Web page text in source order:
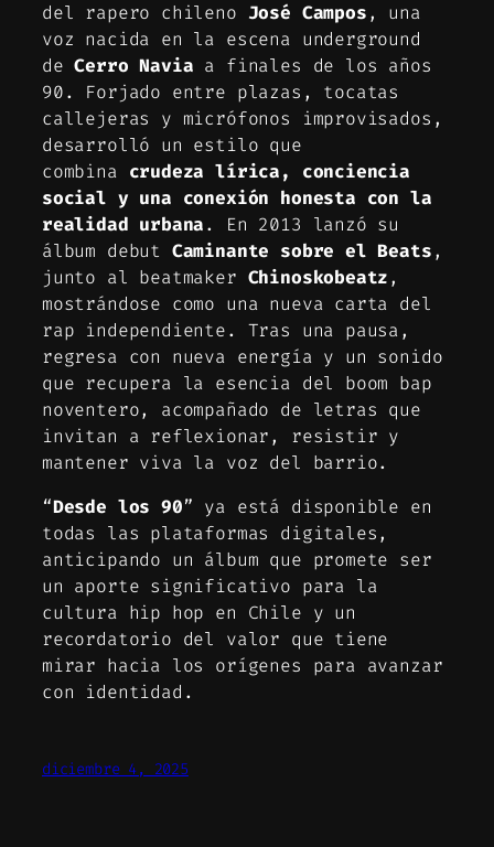
del rapero chileno José Campos, una
voz nacida en la escena underground
deCerro Navia a finales de los años
90. Forjado entre plazas, tocatas
callejeras y micrófonos improvisados,
desarrolló un estilo que
combina crudeza lírica, conciencia
social y una conexión honesta con la
realidad urbana. En 2013 lanzó su
álbum debut Caminante sobre el Beats,
junto al beatmaker Chinoskobeatz,
mostrándose como una nueva carta del
rap independiente. Tras una pausa,
regresa con nueva energía y un sonido
que recupera la esencia del boom bap
noventero, acompañado de letras que
invitan a reflexionar, resistir y
mantener viva la voz del barrio.
“Desde los 90” ya está disponible en
todas las plataformas digitales,
anticipando un álbum que promete ser
un aporte significativo para la
cultura hip hop en Chile y un
recordatorio del valor que tiene
mirar hacia los orígenes para avanzar
con identidad.
diciembre 4, 2025